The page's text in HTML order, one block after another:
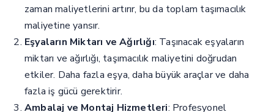
zaman maliyetlerini artırır, bu da toplam taşımacılık
maliyetine yansır.
Eşyaların Miktarı ve Ağırlığı: Taşınacak eşyaların
miktarı ve ağırlığı, taşımacılık maliyetini doğrudan
etkiler. Daha fazla eşya, daha büyük araçlar ve daha
fazla iş gücü gerektirir.
Ambalaj ve Montaj Hizmetleri: Profesyonel